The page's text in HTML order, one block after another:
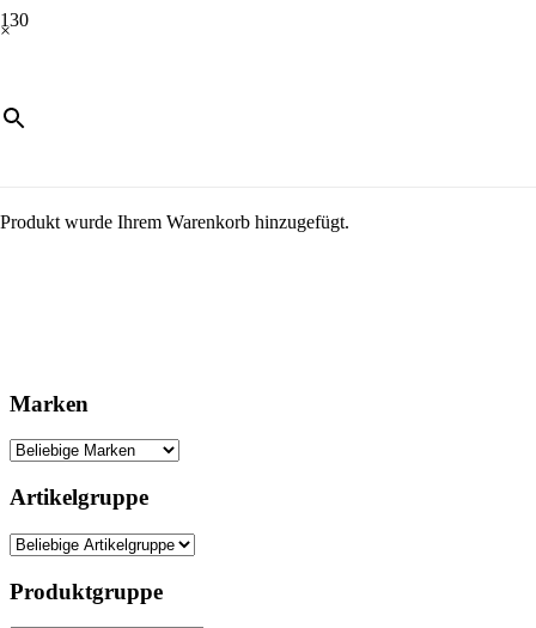
×
Produkt wurde Ihrem Warenkorb hinzugefügt.
Marken
Artikelgruppe
Produktgruppe